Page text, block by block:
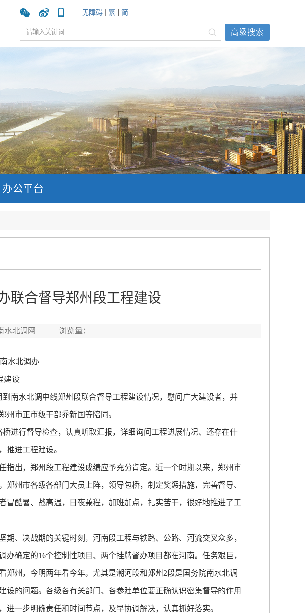
无障碍 繁 简
高级搜索
办公平台
联合督导郑州段工程建设
水北调网 浏览量：
水北调办
建设
南水北调中线郑州段联合督导工程建设情况，慰问广大建设者，并
市正市级干部乔新国等陪同。
进行督导检查，认真听取汇报，详细询问工程进展情况、还存在什
推进工程建设。
出，郑州段工程建设成绩应予充分肯定。近一个时期以来，郑州市
州市各级各部门大员上阵，领导包桥，制定奖惩措施，完善督导、
酷暑、战高温，日夜兼程，加班加点，扎实苦干，很好地推进了工
、决战期的关键时刻，河南段工程与铁路、公路、河流交叉众多，
确定的16个控制性项目、两个挂牌督办项目都在河南。任务艰巨，
州，今明两年看今年。尤其是潮河段和郑州2段是国务院南水北调
的问题。各级各有关部门、各参建单位要正确认识密集督导的作用
一步明确责任和时间节点，及早协调解决，认真抓好落实。